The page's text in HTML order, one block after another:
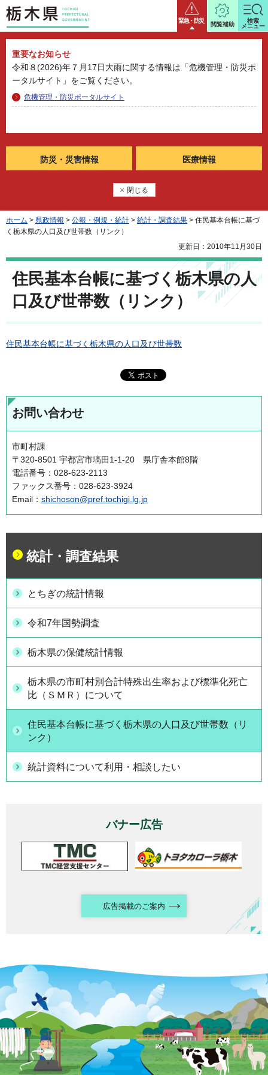
栃木県 緊急・防災
重要なお知らせ
令和８(2026)年７月17日大雨に関する情報は「危機管理・防災ポ
ータルサイト」をご覧ください。
危機管理・防災ポータルサイト
防災・ 災害情報 医療情報
閉じる
閲覧補助
検索
メニュー
ホーム > 県政情報 > 公報・例規・統計 > 統計・調査結果 > 住民基本台帳に基づ
く栃木県の人口及び世帯数（リンク）
更新日：2010年11月30日
住民基本台帳に基づく栃木県の人
口及び世帯数（リンク）
住民基本台帳に基づく栃木県の人口及び世帯数
お問い合わせ
市町村課
〒320-8501 宇都宮市塙田1-1-20 県庁舎本館8階
電話番号：028-623-2113
ファックス番号：028-623-3924
Email： shichoson@pref.tochigi.lg.jp
統計・調査結果
とちぎの統計情報
令和7年国勢調査
栃木県の保健統計情報
栃木県の市町村別合計特殊出生率および標準化死亡
比（ＳＭＲ）について
住民基本台帳に基づく栃木県の人口及び世帯数（リ
ンク）
統計資料について利用・相談したい
バナー広告
広告掲載のご案内